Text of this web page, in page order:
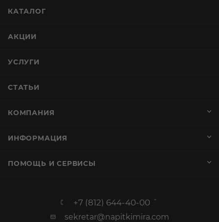
КАТАЛОГ
АКЦИИ
УСЛУГИ
СТАТЬИ
КОМПАНИЯ
ИНФОРМАЦИЯ
ПОМОЩЬ И СЕРВИСЫ
+7 (812) 644-40-00
sekretar@napitkimira.com